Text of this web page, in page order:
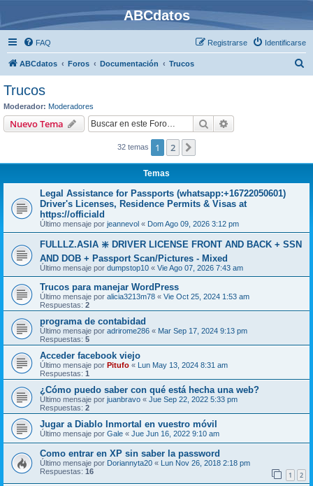
ABCdatos
FAQ Identificarse
Registrarse
ABCdatos Foros Documentación Trucos
Trucos
Moderador: Moderadores
Nuevo Tema Buscar
32 temas 1 2
Temas
Legal Assistance for Passports (whatsapp:+16722050601)
Driver's Licenses, Residence Permits & Visas at
https://officiald
Último mensaje por jeannevol « Dom Ago 09, 2026 3:12 pm
FULLLZ.ASIA ❇️ DRIVER LICENSE FRONT AND BACK + SSN
AND DOB + Passport Scan/Pictures - Mixed
Último mensaje por dumpstop10 « Vie Ago 07, 2026 7:43 am
Trucos para manejar WordPress
Último mensaje por alicia3213m78 « Vie Oct 25, 2024 1:53 am
Respuestas: 2
programa de contabidad
Último mensaje por adrirome286 « Mar Sep 17, 2024 9:13 pm
Respuestas: 5
Acceder facebook viejo
Último mensaje por Pitufo « Lun May 13, 2024 8:31 am
Respuestas: 1
¿Cómo puedo saber con qué está hecha una web?
Último mensaje por juanbravo « Jue Sep 22, 2022 5:33 pm
Respuestas: 2
Jugar a Diablo Inmortal en vuestro móvil
Último mensaje por Gale « Jue Jun 16, 2022 9:10 am
Como entrar en XP sin saber la password
Último mensaje por Doriannyta20 « Lun Nov 26, 2018 2:18 pm
Respuestas: 16 1 2